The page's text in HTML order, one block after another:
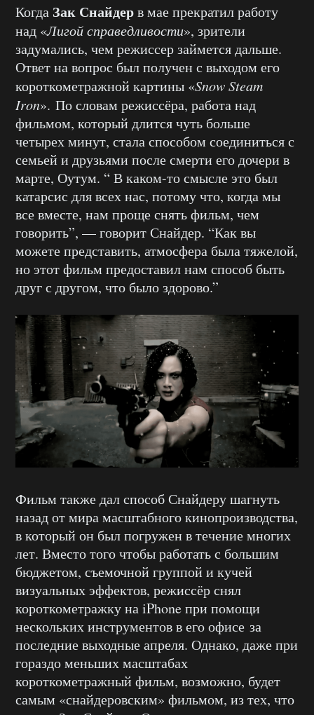
Когда Зак Снайдерв мае прекратил работу
над «Лигой справедливости», зрители
задумались, чем режиссер займется дальше.
Ответ на вопрос был получен с выходом его
короткометражной картины «Snow Steam
Iron». По словам режиссёра, работа над
фильмом, который длится чуть больше
четырех минут, стала способом соединиться с
семьей и друзьями после смерти его дочери в
марте, Оутум. “ В каком-то смысле это был
катарсис для всех нас, потому что, когда мы
все вместе, нам проще снять фильм, чем
говорить”, — говорит Снайдер. “Как вы
можете представить, атмосфера была тяжелой,
но этот фильм предоставил нам способ быть
друг с другом, что было здорово.”
Фильм также дал способ Снайдеру шагнуть
назад от мира масштабного кинопроизводства,
в который он был погружен в течение многих
лет. Вместо того чтобы работать с большим
бюджетом, съемочной группой и кучей
визуальных эффектов, режиссёр снял
короткометражку на iPhone при помощи
нескольких инструментов в его офисе за
последние выходные апреля. Однако, даже при
гораздо меньших масштабах
короткометражный фильм, возможно, будет
самым «снайдеровским» фильмом, из тех, что